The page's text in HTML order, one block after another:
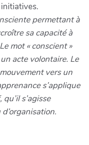
permettant à
sa capacité à
mot « conscient »
acte volontaire. Le
vers un
s’applique
s’agisse